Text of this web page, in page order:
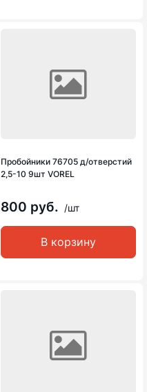
Пробойники 76705 д/отверстий
2,5-10 9шт VOREL
800 руб. /шт
В корзину